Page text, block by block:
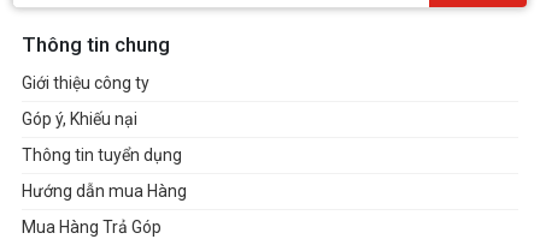
to install and maintain, compatible with more
chassis solutions for convenient cable management.
Comes with an ATX power adapter board
Support M-ATX or ATX case, small-sized power
supply for big case
Thông tin chung
Giới thiệu công ty
Góp ý, Khiếu nại
Thông tin tuyển dụng
Hướng dẫn mua Hàng
Mua Hàng Trả Góp